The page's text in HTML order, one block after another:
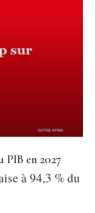
en 2027
à 94,3 % du